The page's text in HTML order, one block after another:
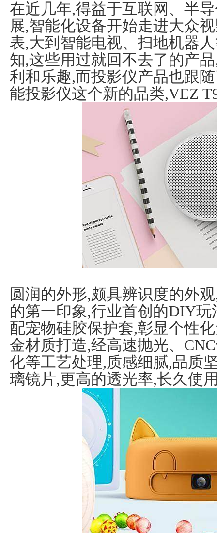
在近几年,得益于互联网、半
展,智能化设备开始走进大众
表,大到智能电视、扫地机器
知,这些用过就回不去了的产
利和乐趣,而投影仪产品也跟
能投影仪这个新的品类,VEZ
圆润的外形,颇具辨识度的外
的第一印象,行业首创的DIY
配宠物硅胶保护套,彰显个性
金材质打造,经高速抛光、
化等工艺处理,质感细腻,品质
璃镜片,更高的透光率,长久使